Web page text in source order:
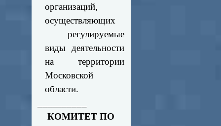
организаций,
осуществляющих
регулируемые
виды деятельности
на территории
Московской
области.
КОМИТЕТ ПО